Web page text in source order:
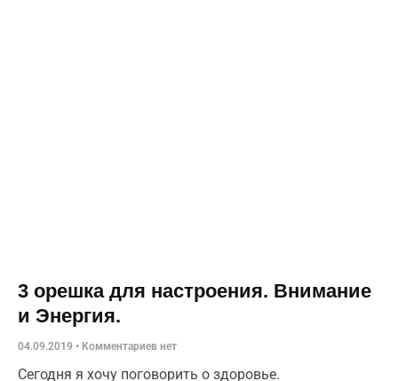
3 орешка для настроения. Внимание
и Энергия.
04.09.2019 Комментариев нет
Сегодня я хочу поговорить о здоровье.